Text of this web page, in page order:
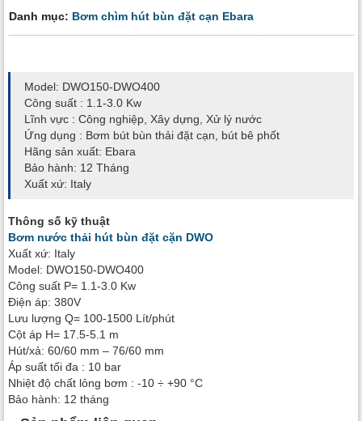
Danh mục: Bơm chìm hút bùn đặt cạn Ebara
Model: DWO150-DWO400
Công suất : 1.1-3.0 Kw
Lĩnh vực : Công nghiệp, Xây dựng, Xử lý nước
Ứng dụng : Bơm bút bùn thải đặt cạn, bút bê phốt
Hãng sản xuất: Ebara
Bảo hành: 12 Tháng
Xuất xứ: Italy
Thông số kỹ thuật
Bơm nước thải hút bùn đặt cặn DWO
Xuất xứ: Italy
Model: DWO150-DWO400
Công suất P= 1.1-3.0 Kw
Điện áp: 380V
Lưu lượng Q= 100-1500 Lít/phút
Cột áp H= 17.5-5.1 m
Hút/xả: 60/60 mm – 76/60 mm
Áp suất tối đa : 10 bar
Nhiệt độ chất lỏng bơm : -10 ÷ +90 °C
Bảo hành: 12 tháng